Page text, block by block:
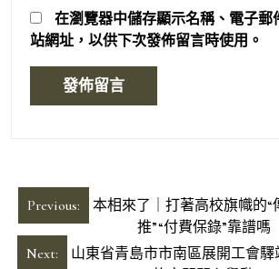
在瀏覽器中儲存顯示名稱、電子郵
站網址，以供下次發佈留言時使用。
文
章
導
Previous:
本相來了｜打著高校旗幟的
推”“付費保錄”靠譜嗎
Next:
山東省青島市市南區展開工會